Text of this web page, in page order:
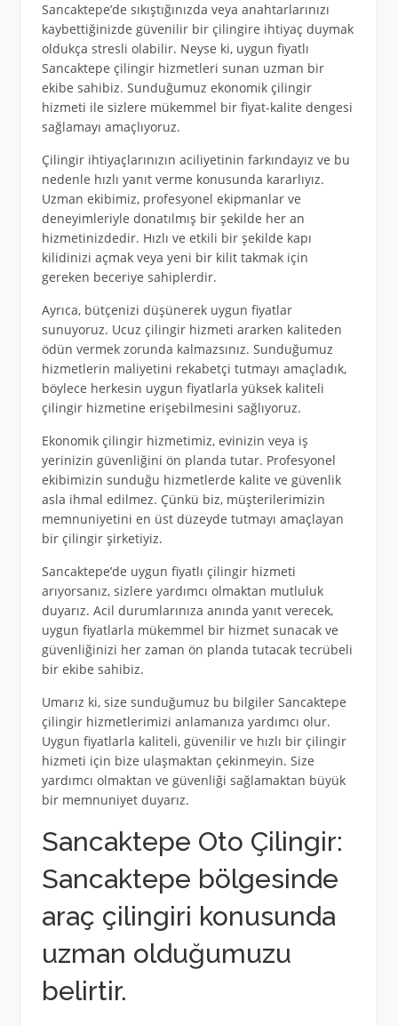
Sancaktepe’de sıkıştığınızda veya anahtarlarınızı
kaybettiğinizde güvenilir bir çilingire ihtiyaç duymak
oldukça stresli olabilir. Neyse ki, uygun fiyatlı
Sancaktepe çilingir hizmetleri sunan uzman bir
ekibe sahibiz. Sunduğumuz ekonomik çilingir
hizmeti ile sizlere mükemmel bir fiyat-kalite dengesi
sağlamayı amaçlıyoruz.
Çilingir ihtiyaçlarınızın aciliyetinin farkındayız ve bu
nedenle hızlı yanıt verme konusunda kararlıyız.
Uzman ekibimiz, profesyonel ekipmanlar ve
deneyimleriyle donatılmış bir şekilde her an
hizmetinizdedir. Hızlı ve etkili bir şekilde kapı
kilidinizi açmak veya yeni bir kilit takmak için
gereken beceriye sahiplerdir.
Ayrıca, bütçenizi düşünerek uygun fiyatlar
sunuyoruz. Ucuz çilingir hizmeti ararken kaliteden
ödün vermek zorunda kalmazsınız. Sunduğumuz
hizmetlerin maliyetini rekabetçi tutmayı amaçladık,
böylece herkesin uygun fiyatlarla yüksek kaliteli
çilingir hizmetine erişebilmesini sağlıyoruz.
Ekonomik çilingir hizmetimiz, evinizin veya iş
yerinizin güvenliğini ön planda tutar. Profesyonel
ekibimizin sunduğu hizmetlerde kalite ve güvenlik
asla ihmal edilmez. Çünkü biz, müşterilerimizin
memnuniyetini en üst düzeyde tutmayı amaçlayan
bir çilingir şirketiyiz.
Sancaktepe’de uygun fiyatlı çilingir hizmeti
arıyorsanız, sizlere yardımcı olmaktan mutluluk
duyarız. Acil durumlarınıza anında yanıt verecek,
uygun fiyatlarla mükemmel bir hizmet sunacak ve
güvenliğinizi her zaman ön planda tutacak tecrübeli
bir ekibe sahibiz.
Umarız ki, size sunduğumuz bu bilgiler Sancaktepe
çilingir hizmetlerimizi anlamanıza yardımcı olur.
Uygun fiyatlarla kaliteli, güvenilir ve hızlı bir çilingir
hizmeti için bize ulaşmaktan çekinmeyin. Size
yardımcı olmaktan ve güvenliği sağlamaktan büyük
bir memnuniyet duyarız.
Sancaktepe Oto Çilingir:
Sancaktepe bölgesinde
araç çilingiri konusunda
uzman olduğumuzu
belirtir.